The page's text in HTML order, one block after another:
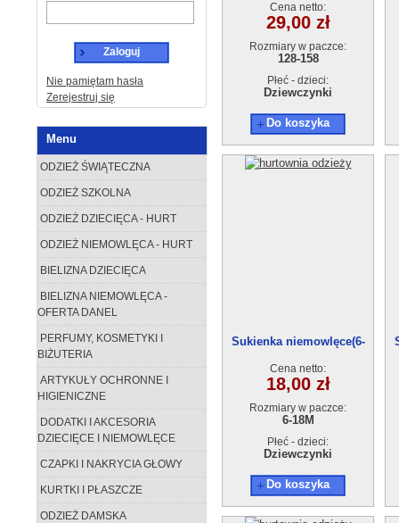
Zaloguj
Nie pamiętam hasła
Zerejestruj się
Menu
ODZIEŻ ŚWIĄTECZNA
ODZIEŻ SZKOLNA
ODZIEŻ DZIECIĘCA - HURT
ODZIEŻ NIEMOWLĘCA - HURT
BIELIZNA DZIECIĘCA
BIELIZNA NIEMOWLĘCA -
OFERTA DANEL
PERFUMY, KOSMETYKI I
BIŻUTERIA
ARTYKUŁY OCHRONNE I
HIGIENICZNE
DODATKI I AKCESORIA
DZIECIĘCE I NIEMOWLĘCE
CZAPKI I NAKRYCIA GŁOWY
KURTKI I PŁASZCZE
ODZIEŻ DAMSKA
Cena netto:
29,00 zł
Rozmiary w paczce:
128-158
Płeć - dzieci:
Dziewczynki
Do koszyka
Sukienka niemowlęce(6-
Cena netto:
18,00 zł
Rozmiary w paczce:
6-18M
Płeć - dzieci:
Dziewczynki
Do koszyka